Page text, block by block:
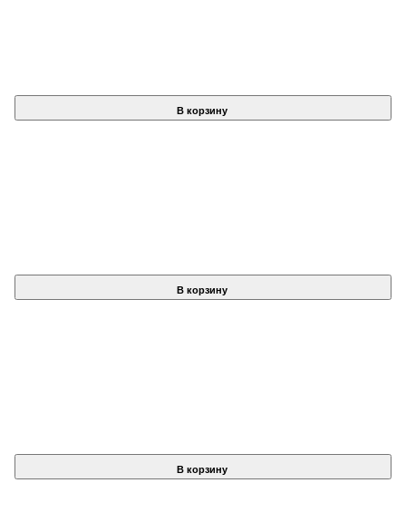
В корзину
В корзину
В корзину